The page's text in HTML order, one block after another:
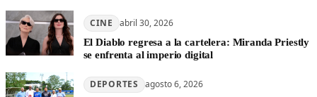
CINE abril 30, 2026
El Diablo regresa a la cartelera: Miranda Priestly
se enfrenta al imperio digital
DEPORTES agosto 6, 2026